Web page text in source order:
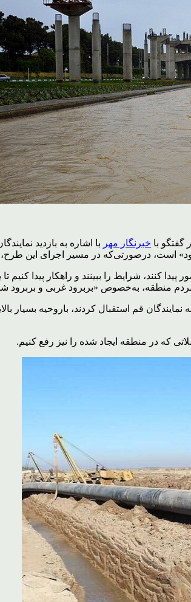
با خبرنگار مهر با اشاره به بازدید
است، درصورتی‌که در مسیر اجرای این
کنند، شرایط را ببینند و راهکار پیدا
منطقه، به‌خصوص «بربرود غربی و بربرود
قم استقبال کردند، باروحیه
که در منطقه ایجاد شده را نیز رفع کنیم.